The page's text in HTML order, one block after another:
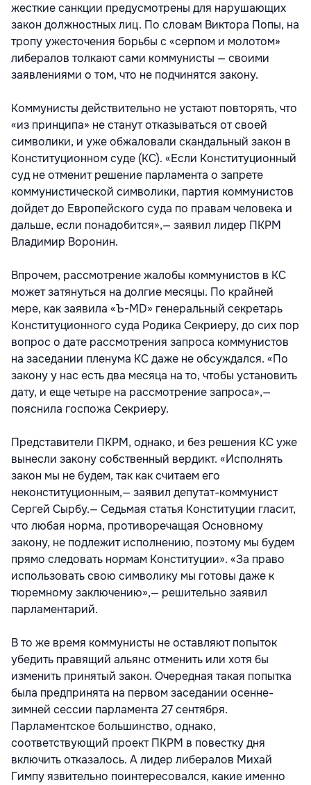
жесткие санкции предусмотрены для нарушающих
закон должностных лиц. По словам Виктора Попы, на
тропу ужесточения борьбы с «серпом и молотом»
либералов толкают сами коммунисты — своими
заявлениями о том, что не подчинятся закону.
Коммунисты действительно не устают повторять, что
«из принципа» не станут отказываться от своей
символики, и уже обжаловали скандальный закон в
Конституционном суде (КС). «Если Конституционный
суд не отменит решение парламента о запрете
коммунистической символики, партия коммунистов
дойдет до Европейского суда по правам человека и
дальше, если понадобится»,— заявил лидер ПКРМ
Владимир Воронин.
Впрочем, рассмотрение жалобы коммунистов в КС
может затянуться на долгие месяцы. По крайней
мере, как заявила «Ъ-MD» генеральный секретарь
Конституционного суда Родика Секриеру, до сих пор
вопрос о дате рассмотрения запроса коммунистов
на заседании пленума КС даже не обсуждался. «По
закону у нас есть два месяца на то, чтобы установить
дату, и еще четыре на рассмотрение запроса»,—
пояснила госпожа Секриеру.
Представители ПКРМ, однако, и без решения КС уже
вынесли закону собственный вердикт. «Исполнять
закон мы не будем, так как считаем его
неконституционным,— заявил депутат-коммунист
Сергей Сырбу.— Седьмая статья Конституции гласит,
что любая норма, противоречащая Основному
закону, не подлежит исполнению, поэтому мы будем
прямо следовать нормам Конституции». «За право
использовать свою символику мы готовы даже к
тюремному заключению»,— решительно заявил
парламентарий.
В то же время коммунисты не оставляют попыток
убедить правящий альянс отменить или хотя бы
изменить принятый закон. Очередная такая попытка
была предпринята на первом заседании осенне-
зимней сессии парламента 27 сентября.
Парламентское большинство, однако,
соответствующий проект ПКРМ в повестку дня
включить отказалось. А лидер либералов Михай
Гимпу язвительно поинтересовался, какие именно